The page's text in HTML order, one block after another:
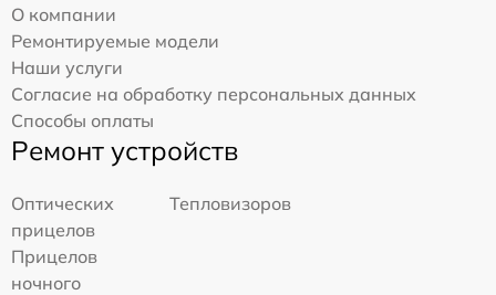
О компании
Ремонтируемые модели
Наши услуги
Согласие на обработку персональных данных
Способы оплаты
Ремонт устройств
Оптических
прицелов
Тепловизоров
Прицелов
ночного